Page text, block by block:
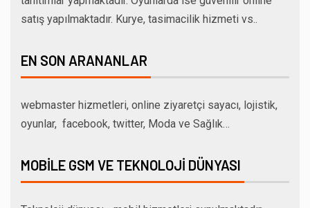
satış yapılmaktadır. Kurye, tasimacilik hizmeti vs..
EN SON ARANANLAR
webmaster hizmetleri, online ziyaretçi sayacı, lojistik,
oyunlar, facebook, twitter, Moda ve Sağlık…
MOBILE GSM VE TEKNOLOJI DÜNYASI